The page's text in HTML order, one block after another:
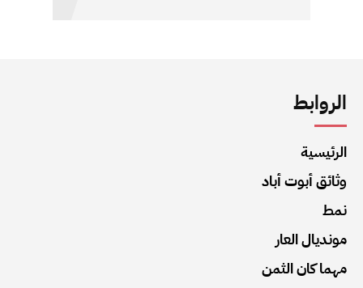
الروابط
الرئيسية
وثائق أبوت أباد
نمط
مونديال العار
مهما كان الثمن